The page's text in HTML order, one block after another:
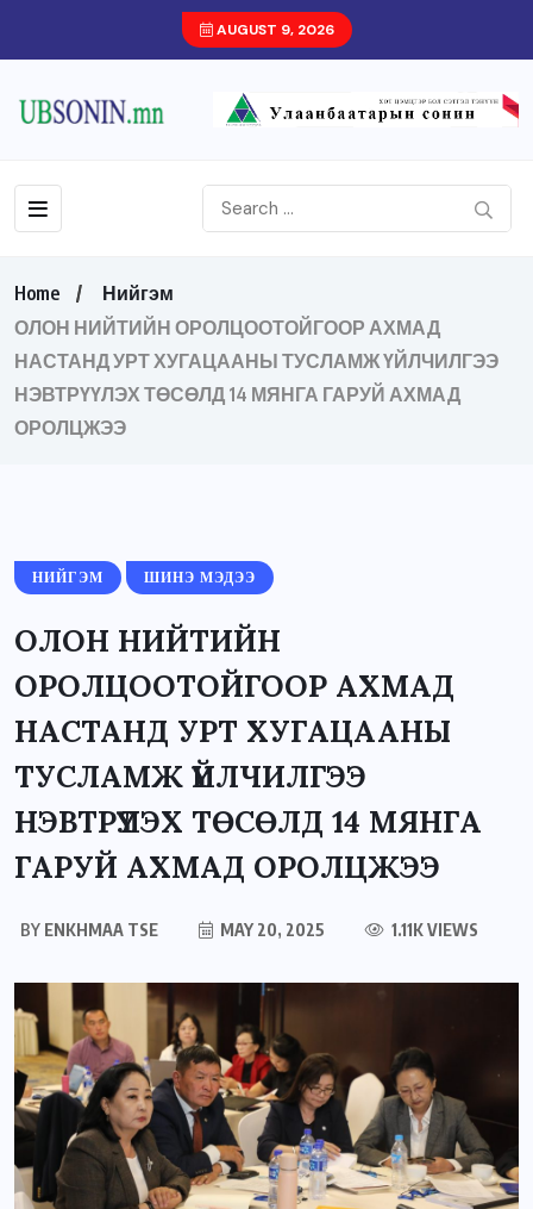
AUGUST 9, 2026
Home
Нийгэм
ОЛОН НИЙТИЙН ОРОЛЦООТОЙГООР АХМАД
НАСТАНД УРТ ХУГАЦААНЫ ТУСЛАМЖ ҮЙЛЧИЛГЭЭ
НЭВТРҮҮЛЭХ ТӨСӨЛД 14 МЯНГА ГАРУЙ АХМАД
ОРОЛЦЖЭЭ
НИЙГЭМ ШИНЭ МЭДЭЭ
ОЛОН НИЙТИЙН
ОРОЛЦООТОЙГООР АХМАД
НАСТАНД УРТ ХУГАЦААНЫ
ТУСЛАМЖ ҮЙЛЧИЛГЭЭ
НЭВТРҮҮЛЭХ ТӨСӨЛД 14 МЯНГА
ГАРУЙ АХМАД ОРОЛЦЖЭЭ
BYENKHMAA TSE MAY 20, 2025 1.11K VIEWS